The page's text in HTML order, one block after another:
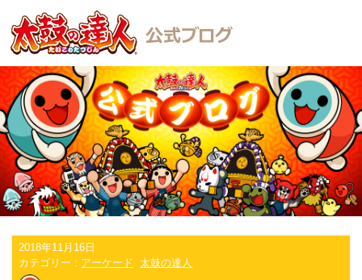
2018年11月16日
カテゴリー : アーケード 太鼓の達人